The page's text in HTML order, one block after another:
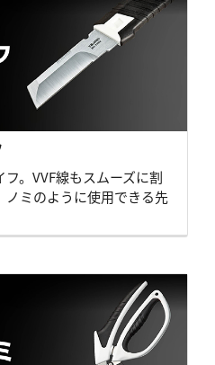
。VVF線もスムーズに割
ミのように使用できる先